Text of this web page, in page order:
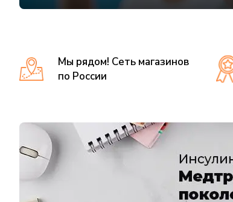
Мы рядом! Сеть магазинов
по России